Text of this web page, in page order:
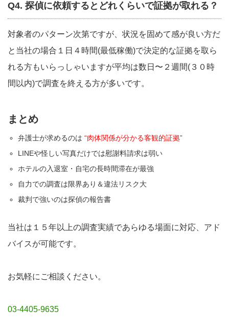
Q4. 探偵に依頼するとどれくらいで証拠が取れる？
対象者のパターン次第ですが、状況を固めて感が良い方だ
と当社の場合１日４時間(最低稼働)で決定的な証拠を取ら
れる方もいらっしゃいますが平均は数日〜２週間(３０時
間以内)で調査を終える方が多いです。
まとめ
弁護士が求めるのは “肉体関係が分かる客観的証拠”
LINEや怪しい写真だけでは慰謝料請求は弱い
ホテルの入退室・自宅の長時間滞在が最強
自力での調査は限界あり＆違法リスク大
裁判で強いのは探偵の報告書
当社は１５年以上の調査実績であらゆる場面に対応、アド
バイスが可能です。
お気軽にご相談ください。
03-4405-9635